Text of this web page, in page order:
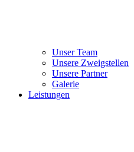
Unser Team
Unsere Zweigstellen
Unsere Partner
Galerie
Leistungen